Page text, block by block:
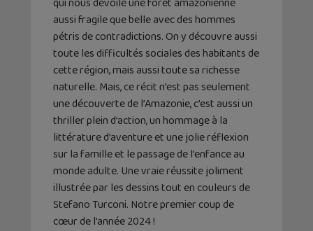
aussi fragile que belle avec des hommes
pétris de contradictions. On y découvre aussi
toute les difficultés sociales des habitants de
cette région, mais aussi toute sa richesse
naturelle. Mais, ce récit n’est pas seulement
une découverte de l’Amazonie, c’est aussi un
thriller plein d’action, un hommage à la
littérature d’aventure et une jolie réflexion
sur la famille et le passage de l’enfance au
monde adulte. Une vraie réussite joliment
illustrée par les dessins tout en couleurs de
Stefano Turconi. Notre premier coup de
cœur de l’année 2024 !